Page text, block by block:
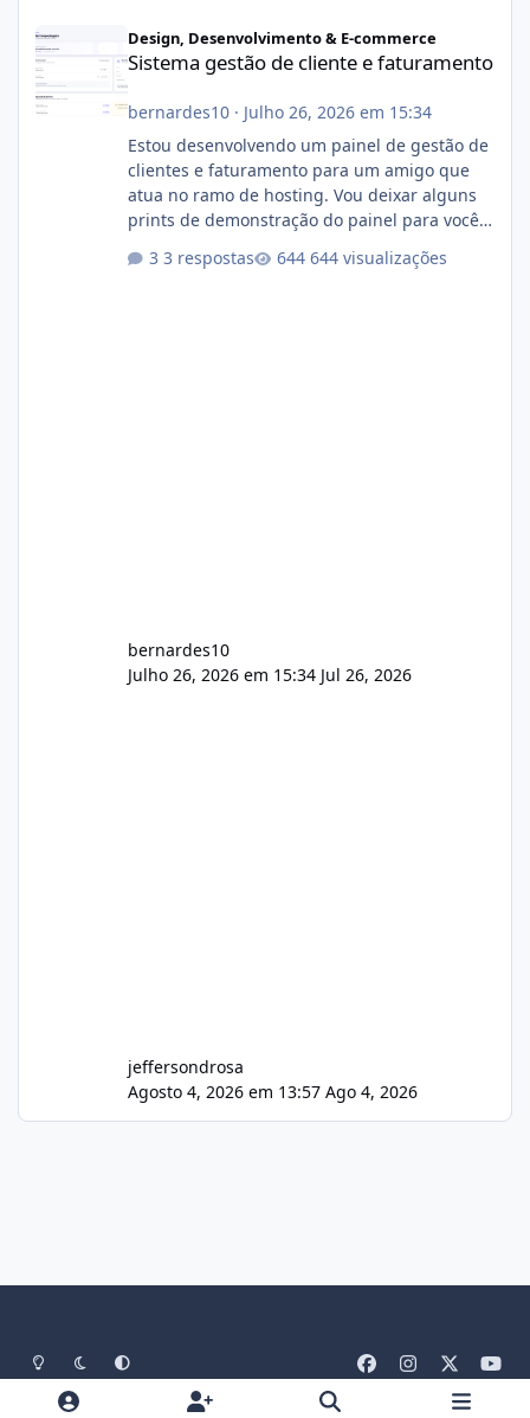
Design, Desenvolvimento & E-commerce
Sistema gestão de cliente e faturamento
bernardes10· Julho 26, 2026 em 15:34
Estou desenvolvendo um painel de gestão de
clientes e faturamento para um amigo que
atua no ramo de hosting. Vou deixar alguns
prints de demonstração do painel para vocês
com cerca de 80% concluído e conta com
3 respostas 644 visualizações
bernardes10
Julho 26, 2026 em 15:34 Jul 26, 2026
jeffersondrosa
Agosto 4, 2026 em 13:57 Ago 4, 2026
Light ModeDark ModeSystem Preference
a
n
o
Idiomas Tema Política De Privacidade Contato